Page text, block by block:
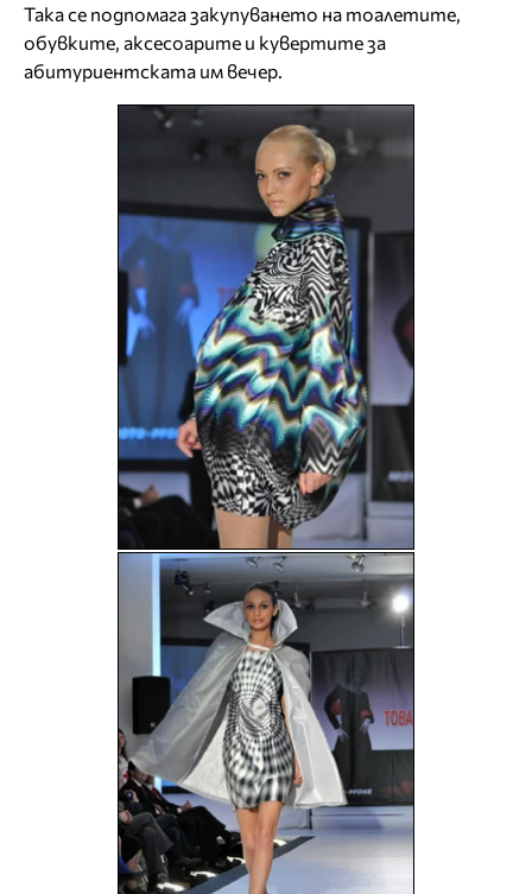
Така се подпомага закупуването на тоалетите,
обувките, аксесоарите и кувертите за
абитуриентската им вечер.